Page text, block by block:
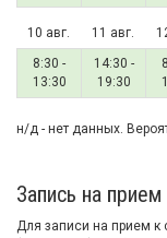
10 авг. 11 авг.
8:30 -
13:30
14:30 -
19:30
н/д - нет данных.
Запись на прием
Для записи на прием к